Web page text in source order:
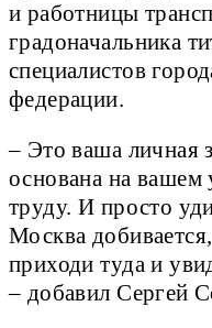
и работницы
градоначальника
специалистов
федерации.
– Это ваша личная
основана на вашем
труду. И просто
Москва
приходи туда и
– добавил Сергей